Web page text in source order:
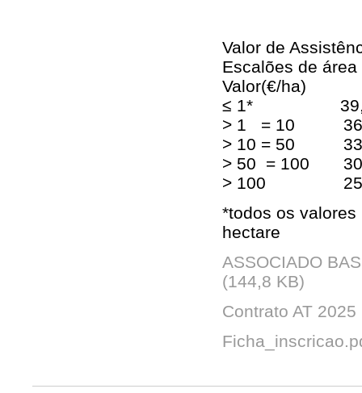
Valor de
Escalões de área
Valor(€/ha)
≤ 1*
> 1 = 10
> 10 = 50
> 50 = 100
> 100
*todos os
hectare
ASSOCIADO
(144,8 KB)
Contrato AT 2025